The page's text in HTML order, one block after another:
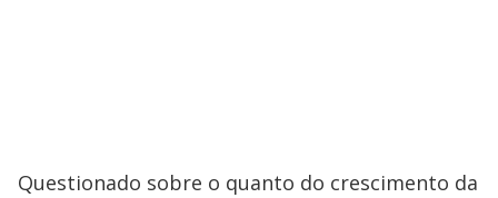
Questionado sobre o quanto do crescimento da